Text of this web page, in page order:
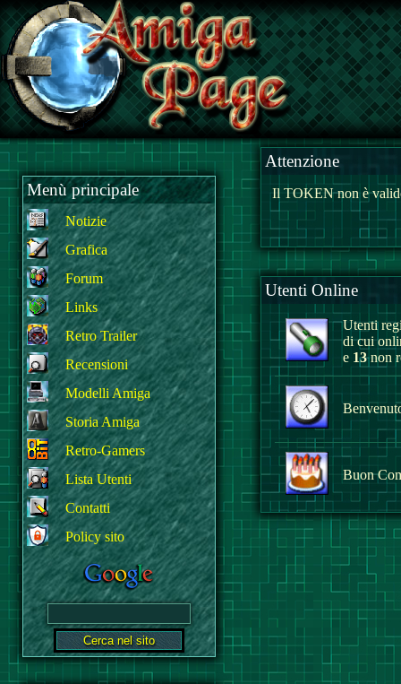
Menù principale
Notizie
Grafica
Forum
Links
Retro Trailer
Recensioni
Modelli Amiga
Storia Amiga
Retro-Gamers
Lista Utenti
Contatti
Policy sito
Attenzione
Il TOKEN non è
Utenti Online
Utenti
di cui
e 13non
Buon